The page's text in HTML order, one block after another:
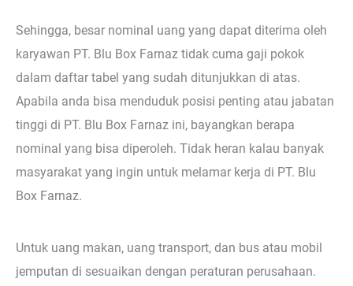
Sehingga, besar nominal uang yang dapat diterima oleh
karyawan PT. Blu Box Farnaz tidak cuma gaji pokok
dalam daftar tabel yang sudah ditunjukkan di atas.
Apabila anda bisa menduduk posisi penting atau jabatan
tinggi di PT. Blu Box Farnaz ini, bayangkan berapa
nominal yang bisa diperoleh. Tidak heran kalau banyak
masyarakat yang ingin untuk melamar kerja di PT. Blu
Box Farnaz.
Untuk uang makan, uang transport, dan bus atau mobil
jemputan di sesuaikan dengan peraturan perusahaan.